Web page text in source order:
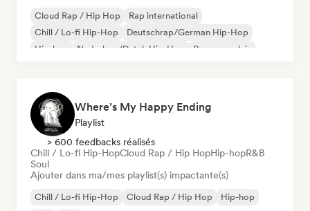
Cloud Rap / Hip Hop
Rap international
Chill / Lo-fi Hip-Hop
Deutschrap/German Hip-Hop
Hip-hop
Nederhop/Dutch Hip-Hop
Rap en anglais
Where’s My Happy Ending
Playlist
> 600 feedbacks réalisés
Chill / Lo-fi Hip-HopCloud Rap / Hip HopHip-hopR&B
Soul
Ajouter dans ma/mes playlist(s) impactante(s)
Chill / Lo-fi Hip-Hop Cloud Rap / Hip Hop
Hip-hop